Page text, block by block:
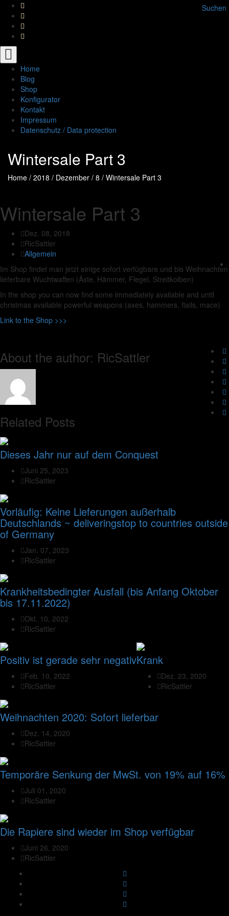
Suchen
Toggle
navigation
Home
Blog
Shop
Konfigurator
Kontakt
Impressum
Datenschutz / Data protection
Wintersale Part 3
Home / 2018 / Dezember / 8 / Wintersale Part 3
Wintersale Part 3
Dez. 08, 2018
RicSattler
Allgemein
Im Shop findet man jetzt einige sofort verfügbare und bis Weihnachten
lieferbare Wuchtwaffen (Äxte, Hämmer, Flegel, Streitkolben)
In the shop you can now find some immediately available and until
christmas available powerful weapons (axes, hammers, flails, mace)
Link to the Shop >>>
About the author: RicSattler
Related Posts
Dieses Jahr nur auf dem Conquest
Juni 25, 2023
RicSattler
Vorläufig: Keine Lieferungen außerhalb
Deutschlands ~ deliveringstop to countries outside
of Germany
Jan. 07, 2023
RicSattler
Krankheitsbedingter Ausfall (bis Anfang Oktober
bis 17.11.2022)
Okt. 10, 2022
RicSattler
Positiv ist gerade sehr negativ
Feb. 10, 2022
RicSattler
Krank
Dez. 23, 2020
RicSattler
Weihnachten 2020: Sofort lieferbar
Dez. 14, 2020
RicSattler
Temporäre Senkung der MwSt. von 19% auf 16%
Juli 01, 2020
RicSattler
Die Rapiere sind wieder im Shop verfügbar
Juni 26, 2020
RicSattler